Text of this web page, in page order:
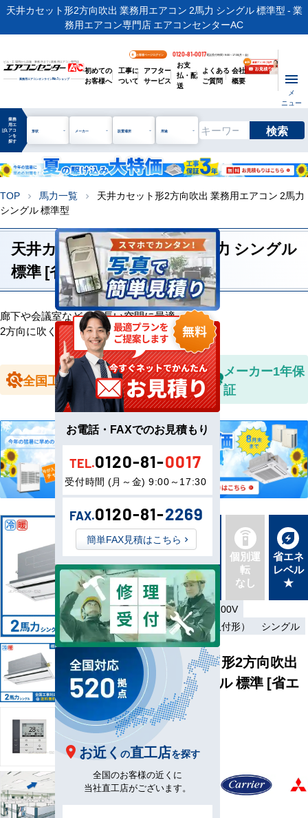
天井カセット形2方向吹出 業務用エアコン 2馬力 シングル 標準型 - 業
務用エアコン専門店 エアコンセンターAC
ビル・工場用から店舗・事務所まで | 業務用エアコン専門店
業務用エアコンオンラインNo.1ショップ
お客様ページログイン 0120-81-0017電話受付時間 / 9:00～17:30(月～金)
初めての
お客様へ
工事に
ついて
アフター
サービス
お支
払・配
送
よくある
ご質問
会社
概要
メ
ニュー
manage_search
業務
用エ
アコ
ンを
探す
形状 メーカー 設置場所 用途 検索
TOP chevron_right 馬力一覧 chevron_right
天井カセット形2方向吹出 業務用エアコン 2馬力
シングル 標準型
天井カセット形2方向吹出 2馬力 シングル
標準 [省エネレベル1]
廊下や会議室などの細長い空間に最適。
2方向に吹く風で快適に。
全国工事対応
全国送料無
料
メーカー1年保
証
新品直
送
最新機
種
同機種
タイプ
別あり
個別運
転
なし
省エネ
レベル
★
単相200V／三相200V
ワイヤード（壁取付形）
シングル
天井カセット形2方向吹出
2馬力 シングル 標準 [省エ
ネレベル1]
型
番
2U50-H1
メ
ー
お電話・FAXでのお見積もり
TEL.0120-81-0017
受付時間 (月～金) 9:00～17:30
FAX.0120-81-2269
簡単FAX見積はこちら
お近く の直工店を探す
全国のお客様の近くに
当社直工店がございます。